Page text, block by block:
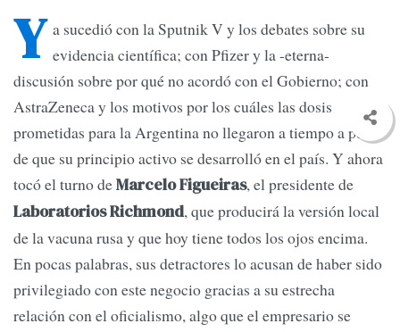
Y a sucedió con la Sputnik V y los debates sobre su
evidencia científica; con Pfizer y la -eterna-
discusión sobre por qué no acordó con el Gobierno; con
AstraZeneca y los motivos por los cuáles las dosis
prometidas para la Argentina no llegaron a tiempo a pesar
de que su principio activo se desarrolló en el país. Y ahora
tocó el turno deMarcelo Figueiras, el presidente de
Laboratorios Richmond, que producirá la versión local
de la vacuna rusa y que hoy tiene todos los ojos encima.
En pocas palabras, sus detractores lo acusan de haber sido
privilegiado con este negocio gracias a su estrecha
relación con el oficialismo, algo que el empresario se